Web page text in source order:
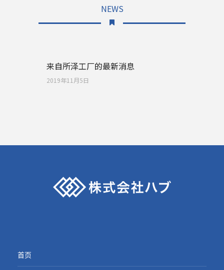
NEWS
来自所泽工厂的最新消息
2019年11月5日
首页